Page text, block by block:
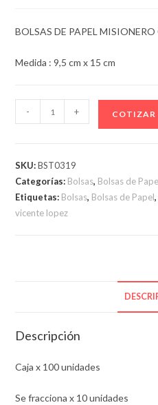
BOLSAS DE PAPEL
Medida : 9,5 cm x 15 cm
BOLSAS
DE
KRAFT
CON
MANIJA
KP0
- + COTIZAR
SKU:BST0319
Categorías: Bolsas, Bolsas de
Etiquetas: Bolsas, Bolsas de Papel,
vicente lopez
Descripción
Caja x 100 unidades
Se fracciona x 10 unidades